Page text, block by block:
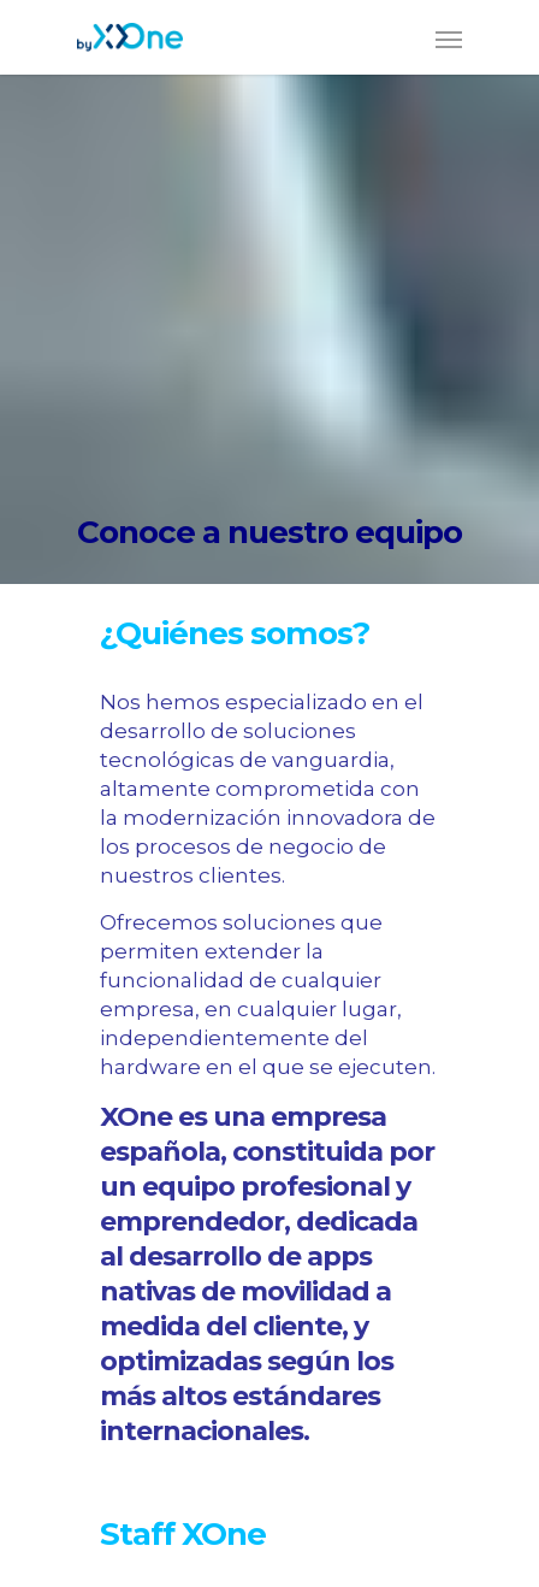
Conoce a nuestro equipo
¿Quiénes somos?
Nos hemos especializado en el
desarrollo de soluciones
tecnológicas de vanguardia,
altamente comprometida con
la modernización innovadora de
los procesos de negocio de
nuestros clientes.
Ofrecemos soluciones que
permiten extender la
funcionalidad de cualquier
empresa, en cualquier lugar,
independientemente del
hardware en el que se ejecuten.
XOne es una empresa
española, constituida por
un equipo profesional y
emprendedor, dedicada
al desarrollo de apps
nativas de movilidad a
medida del cliente, y
optimizadas según los
más altos estándares
internacionales.
Staff XOne